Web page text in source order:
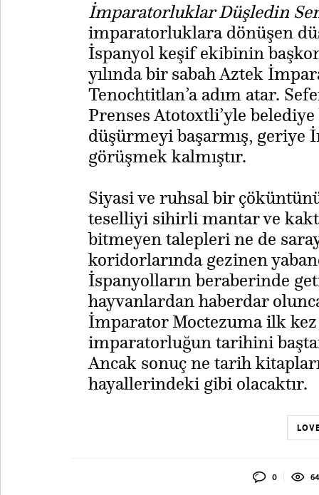
İmparatorluklar Düşledin
imparatorluklara dönüşen
İspanyol keşif ekibinin
yılında bir sabah Aztek
Tenochtitlan’a adım atar.
Prenses Atotoxtli’yle
düşürmeyi başarmış, geriye
görüşmek kalmıştır.
​Siyasi ve ruhsal bir
teselliyi sihirli mantar ve
bitmeyen talepleri ne de
koridorlarında gezinen
İspanyolların beraberinde
hayvanlardan haberdar
İmparator Moctezuma ilk kez
imparatorluğun tarihini
Ancak sonuç ne tarih
hayallerindeki gibi olacaktır.
0